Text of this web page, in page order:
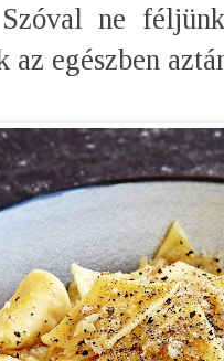
ne
az egészben